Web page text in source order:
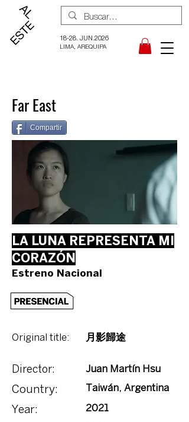
18-28. JUN.2026
LIMA, AREQUIPA
Far East
Compartir
LA LUNA REPRESENTA MI
CORAZÓN
Estreno Nacional
Original title: 月影歸途
Director: Juan Martín Hsu
Country: Taiwán, Argentina
Year: 2021